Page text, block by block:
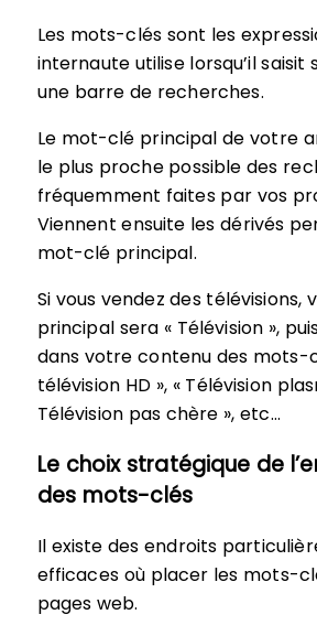
Les mots-clés sont les
internaute utilise lorsqu’il saisit
une barre de recherches.
Le mot-clé principal de votre
le plus proche possible des
fréquemment faites par vos
Viennent ensuite les dérivés
mot-clé principal.
Si vous vendez des
principal sera « Télévision »,
dans votre contenu des mots-
télévision HD », « Télévision
Télévision pas chère », etc…
Le choix stratégique de
des mots-clés
Il existe des endroits
efficaces où placer les mots-
pages web.